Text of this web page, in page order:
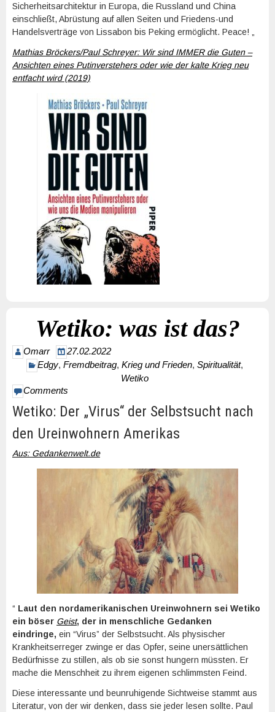
Sicherheitsarchitektur in Europa, die Russland und China
einschließt, Abrüstung auf allen Seiten und Friedens-und
Handelsverträge von Lissabon bis Peking ermöglicht. Peace! „
Mathias Bröckers/Paul Schreyer: Wir sind IMMER die Guten –
Ansichten eines Putinverstehers oder wie der kalte Krieg neu
entfacht wird (2019)
Wetiko: was ist das?
Omarr
27.02.2022
Edgy, Fremdbeitrag, Krieg und Frieden, Spiritualität,
Wetiko
Comments
Wetiko: Der „Virus“ der Selbstsucht nach
den Ureinwohnern Amerikas
Aus: Gedankenwelt.de
“ Laut den nordamerikanischen Ureinwohnern sei Wetiko
ein böser Geist, der in menschliche Gedanken
eindringe, ein “Virus” der Selbstsucht. Als physischer
Krankheitserreger zwinge er das Opfer, seine unersättlichen
Bedürfnisse zu stillen, als ob sie sonst hungern müssten. Er
mache die Menschheit zu ihrem eigenen schlimmsten Feind.
Diese interessante und beunruhigende Sichtweise stammt aus
Literatur, von der wir denken, dass sie jeder lesen sollte. Paul